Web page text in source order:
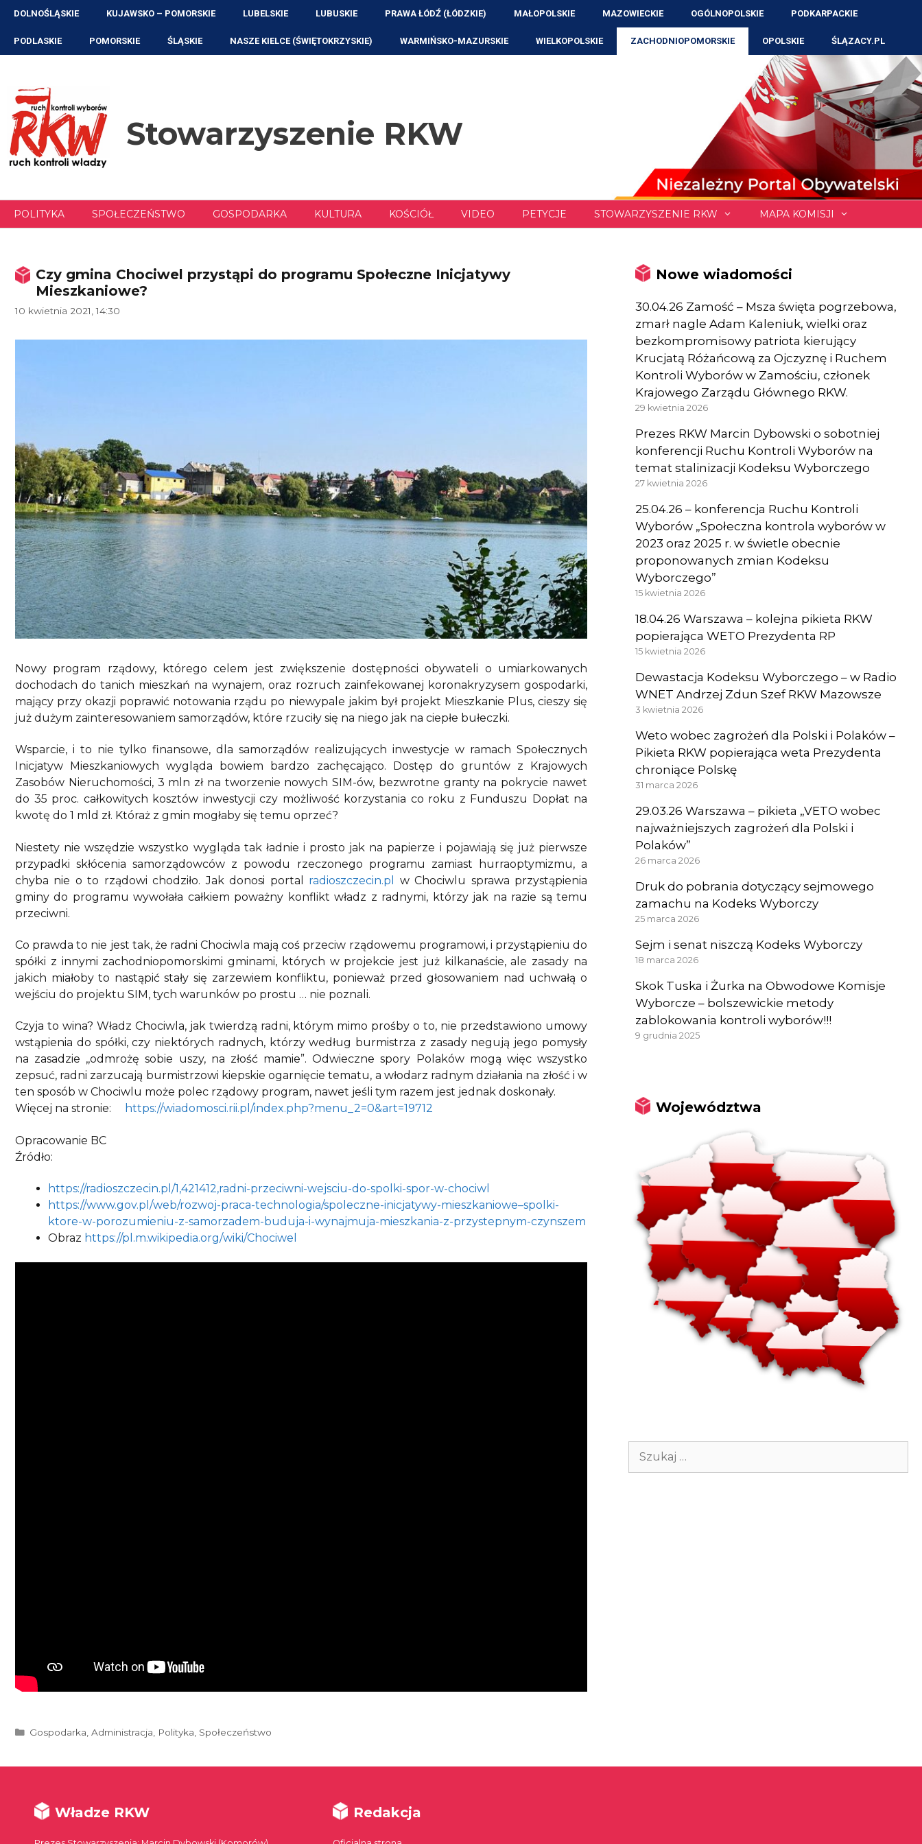
Przejdź
treści
DOLNOŚLĄSKIE KUJAWSKO – POMORSKIE LUBELSKIE LUBUSKIE PRAWA ŁÓDŹ (ŁÓDZKIE) MAŁOPOLSKIE MAZOWIECKIE OGÓLNOPOLSKIE PODKARPACKIE
PODLASKIE POMORSKIE ŚLĄSKIE NASZE KIELCE (ŚWIĘTOKRZYSKIE) WARMIŃSKO-MAZURSKIE WIELKOPOLSKIE ZACHODNIOPOMORSKIE OPOLSKIE ŚLĄZACY.PL
Stowarzyszenie RKW
POLITYKA SPOŁECZEŃSTWO GOSPODARKA KULTURA KOŚCIÓŁ VIDEO PETYCJE STOWARZYSZENIE RKW MAPA KOMISJI
Czy gmina Chociwel przystąpi do programu Społeczne Inicjatywy
Mieszkaniowe?
10 kwietnia 2021, 14:30
Nowy program rządowy, którego celem jest zwiększenie dostępności obywateli o umiarkowanych
dochodach do tanich mieszkań na wynajem, oraz rozruch zainfekowanej koronakryzysem gospodarki,
mający przy okazji poprawić notowania rządu po niewypale jakim był projekt Mieszkanie Plus, cieszy się
już dużym zainteresowaniem samorządów, które rzuciły się na niego jak na ciepłe bułeczki.
Wsparcie, i to nie tylko finansowe, dla samorządów realizujących inwestycje w ramach Społecznych
Inicjatyw Mieszkaniowych wygląda bowiem bardzo zachęcająco. Dostęp do gruntów z Krajowych
Zasobów Nieruchomości, 3 mln zł na tworzenie nowych SIM-ów, bezwrotne granty na pokrycie nawet
do 35 proc. całkowitych kosztów inwestycji czy możliwość korzystania co roku z Funduszu Dopłat na
kwotę do 1 mld zł. Któraż z gmin mogłaby się temu oprzeć?
Niestety nie wszędzie wszystko wygląda tak ładnie i prosto jak na papierze i pojawiają się już pierwsze
przypadki skłócenia samorządowców z powodu rzeczonego programu zamiast hurraoptymizmu, a
chyba nie o to rządowi chodziło. Jak donosi portal radioszczecin.pl
w Chociwlu sprawa przystąpienia
gminy do programu wywołała całkiem poważny konflikt władz z radnymi, którzy jak na razie są temu
przeciwni.
Co prawda to nie jest tak, że radni Chociwla mają coś przeciw rządowemu programowi, i przystąpieniu do
spółki z innymi zachodniopomorskimi gminami, których w projekcie jest już kilkanaście, ale zasady na
jakich miałoby to nastąpić stały się zarzewiem konfliktu, ponieważ przed głosowaniem nad uchwałą o
wejściu do projektu SIM, tych warunków po prostu … nie poznali.
Czyja to wina? Władz Chociwla, jak twierdzą radni, którym mimo prośby o to, nie przedstawiono umowy
wstąpienia do spółki, czy niektórych radnych, którzy według burmistrza z zasady negują jego pomysły
na zasadzie ,,odmrożę sobie uszy, na złość mamie”. Odwieczne spory Polaków mogą więc wszystko
zepsuć, radni zarzucają burmistrzowi kiepskie ogarnięcie tematu, a włodarz radnym działania na złość i w
ten sposób w Chociwlu może polec rządowy program, nawet jeśli tym razem jest jednak doskonały.
Więcej na stronie:
https://wiadomosci.rii.pl/index.php?menu_2=0&art=19712
Opracowanie BC
Źródło:
https://radioszczecin.pl/1,421412,radni-przeciwni-wejsciu-do-spolki-spor-w-chociwl
https://www.gov.pl/web/rozwoj-praca-technologia/spoleczne-inicjatywy-mieszkaniowe–spolki-
ktore-w-porozumieniu-z-samorzadem-buduja-i-wynajmuja-mieszkania-z-przystepnym-czynszem
Obraz https://pl.m.wikipedia.org/wiki/Chociwel
Kategorie
Gospodarka ,Administracja Polityka Społeczeństwo
Nowe wiadomości
30.04.26 Zamość – Msza święta pogrzebowa,
zmarł nagle Adam Kaleniuk, wielki oraz
bezkompromisowy patriota kierujący
Krucjatą Różańcową za Ojczyznę i Ruchem
Kontroli Wyborów w Zamościu, członek
Krajowego Zarządu Głównego RKW.
29 kwietnia 2026
Prezes RKW Marcin Dybowski o sobotniej
konferencji Ruchu Kontroli Wyborów na
temat stalinizacji Kodeksu Wyborczego
27 kwietnia 2026
25.04.26 – konferencja Ruchu Kontroli
Wyborów „Społeczna kontrola wyborów w
2023 oraz 2025 r. w świetle obecnie
proponowanych zmian Kodeksu
Wyborczego”
15 kwietnia 2026
18.04.26 Warszawa – kolejna pikieta RKW
popierająca WETO Prezydenta RP
15 kwietnia 2026
Dewastacja Kodeksu Wyborczego – w Radio
WNET Andrzej Zdun Szef RKW Mazowsze
3 kwietnia 2026
Weto wobec zagrożeń dla Polski i Polaków –
Pikieta RKW popierająca weta Prezydenta
chroniące Polskę
31 marca 2026
29.03.26 Warszawa – pikieta „VETO wobec
najważniejszych zagrożeń dla Polski i
Polaków”
26 marca 2026
Druk do pobrania dotyczący sejmowego
zamachu na Kodeks Wyborczy
25 marca 2026
Sejm i senat niszczą Kodeks Wyborczy
18 marca 2026
Skok Tuska i Żurka na Obwodowe Komisje
Wyborcze – bolszewickie metody
zablokowania kontroli wyborów!!!
9 grudnia 2025
Województwa
Szukaj:
Władze RKW Redakcja